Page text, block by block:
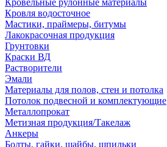
Кровельные рулонные материалы
Кровля водосточное
Мастики, праймеры, битумы
Лакокрасочная продукция
Грунтовки
Краски ВД
Растворители
Эмали
Материалы для полов, стен и потолка
Потолок подвесной и комплектующие
Металлопрокат
Метизная продукция/Такелаж
Анкеры
Болты, гайки, шайбы, шпильки